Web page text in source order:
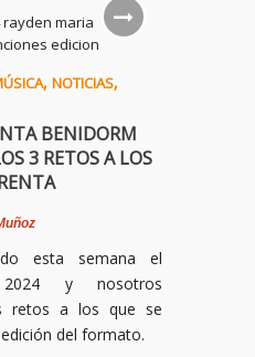
, NOTICIAS,
BENIDORM
3 RETOS A LOS
esta semana el
y nosotros
retos a los que se
del formato.